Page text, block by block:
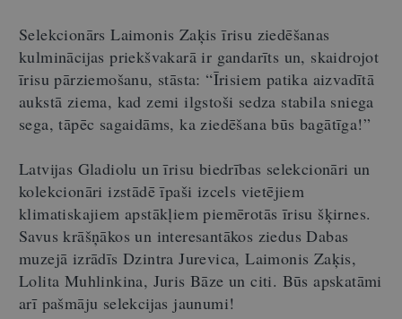
Selekcionārs Laimonis Zaķis īrisu ziedēšanas
kulminācijas priekšvakarā ir gandarīts un, skaidrojot
īrisu pārziemošanu, stāsta: “Īrisiem patika aizvadītā
aukstā ziema, kad zemi ilgstoši sedza stabila sniega
sega, tāpēc sagaidāms, ka ziedēšana būs bagātīga!”
Latvijas Gladiolu un īrisu biedrības selekcionāri un
kolekcionāri izstādē īpaši izcels vietējiem
klimatiskajiem apstākļiem piemērotās īrisu šķirnes.
Savus krāšņākos un interesantākos ziedus Dabas
muzejā izrādīs Dzintra Jurevica, Laimonis Zaķis,
Lolita Muhlinkina, Juris Bāze un citi. Būs apskatāmi
arī pašmāju selekcijas jaunumi!